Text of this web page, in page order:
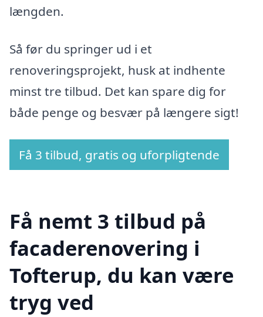
længden.
Så før du springer ud i et
renoveringsprojekt, husk at indhente
minst tre tilbud. Det kan spare dig for
både penge og besvær på længere sigt!
Få 3 tilbud, gratis og uforpligtende
Få nemt 3 tilbud på
facaderenovering i
Tofterup, du kan være
tryg ved